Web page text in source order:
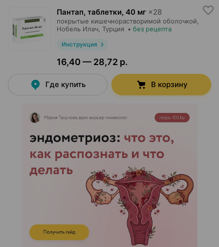
Пантап, таблетки, 40 мг ×28
покрытые кишечнорастворимой оболочкой,
Нобель Илач , Турция • без рецепта
Инструкция
16,40 — 28,72 р.
Где купить В корзину